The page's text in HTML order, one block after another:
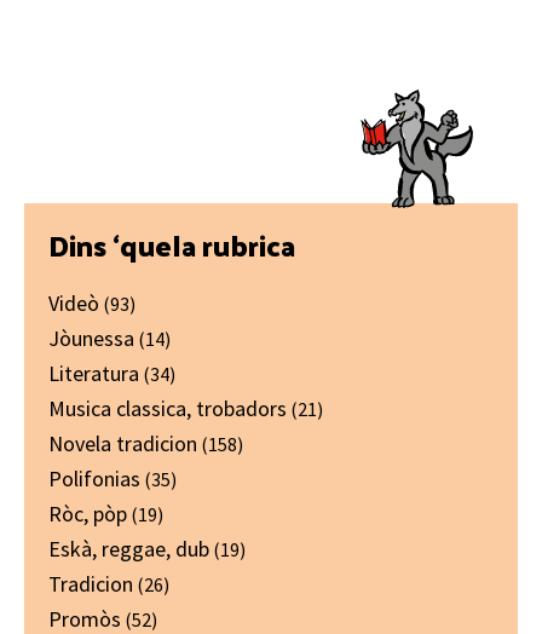
Primary
Sidebar
Dins ‘quela rubrica
Videò (93)
Jòunessa (14)
Literatura (34)
Musica classica, trobadors (21)
Novela tradicion (158)
Polifonias (35)
Ròc, pòp (19)
Eskà, reggae, dub (19)
Tradicion (26)
Promòs (52)